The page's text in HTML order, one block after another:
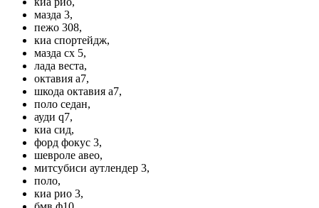
мазда 3,
пежо 308,
киа спортейдж,
мазда сх 5,
лада веста,
октавия а7,
шкода октавия а7,
поло седан,
ауди q7,
киа сид,
форд фокус 3,
шевроле авео,
митсубиси аутлендер 3,
поло,
киа рио 3,